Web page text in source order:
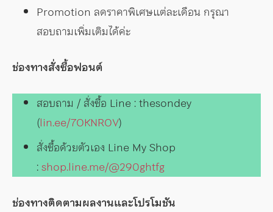
Promotion ลดราคาพิเศษแต่ละเดือน กรุณา
สอบถามเพิ่มเติมได้ค่ะ
ช่องทางสั่งซื้อฟอนต์
สอบถาม / สั่งซื้อ Line : thesondey
(lin.ee/7OKNROV)
สั่งซื้อด้วยตัวเอง Line My Shop
:shop.line.me/@290ghtfg
ช่องทางติดตามผลงานและโปรโมชัน